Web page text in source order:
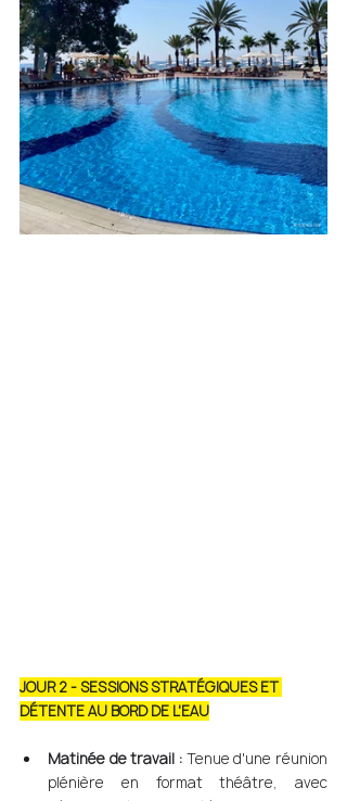
JOUR 2 - SESSIONS STRATÉGIQUES ET
DÉTENTE AU BORD DE L'EAU
Matinée de travail : Tenue d'une réunion
plénière en format théâtre, avec